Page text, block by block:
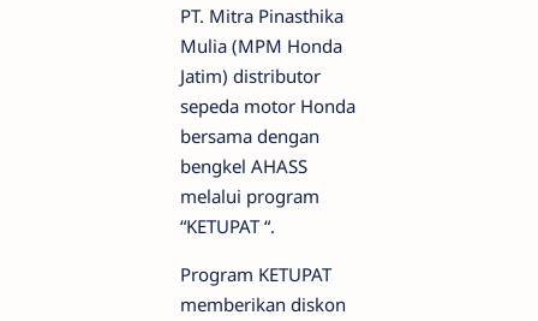
PT. Mitra Pinasthika
Mulia (MPM Honda
Jatim) distributor
sepeda motor Honda
bersama dengan
bengkel AHASS
melalui program
“KETUPAT “.
Program KETUPAT
memberikan diskon